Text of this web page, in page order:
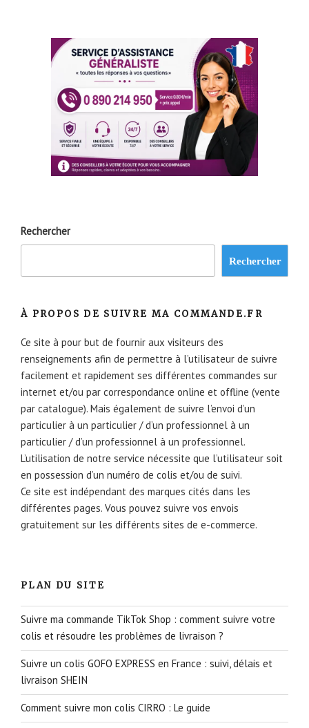
Rechercher
Rechercher
À PROPOS DE SUIVRE MA COMMANDE.FR
Ce site à pour but de fournir aux visiteurs des
renseignements afin de permettre à l’utilisateur de suivre
facilement et rapidement ses différentes commandes sur
internet et/ou par correspondance online et offline (vente
par catalogue). Mais également de suivre l’envoi d’un
particulier à un particulier / d’un professionnel à un
particulier / d’un professionnel à un professionnel.
L’utilisation de notre service nécessite que l’utilisateur soit
en possession d’un numéro de colis et/ou de suivi.
Ce site est indépendant des marques cités dans les
différentes pages. Vous pouvez suivre vos envois
gratuitement sur les différents sites de e-commerce.
PLAN DU SITE
Suivre ma commande TikTok Shop : comment suivre votre
colis et résoudre les problèmes de livraison ?
Suivre un colis GOFO EXPRESS en France : suivi, délais et
livraison SHEIN
Comment suivre mon colis CIRRO : Le guide